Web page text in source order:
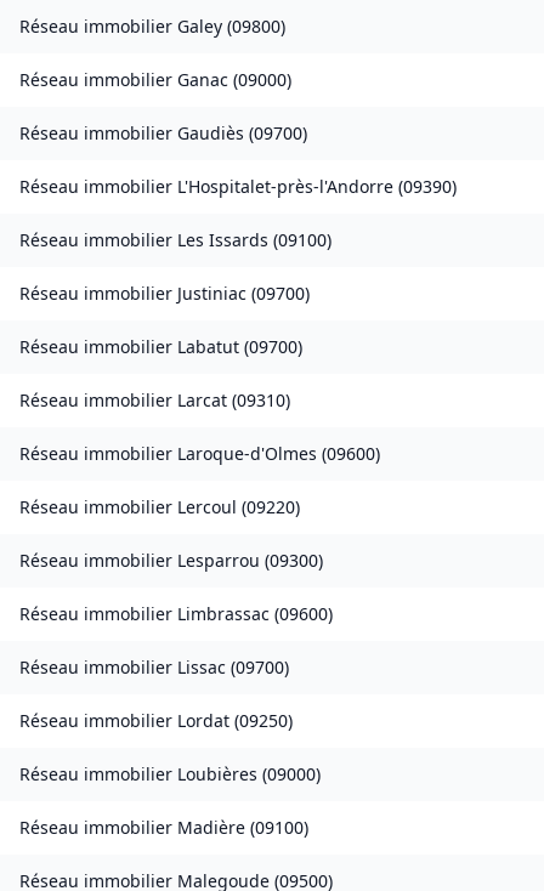
Réseau immobilier Galey (09800)
Réseau immobilier Ganac (09000)
Réseau immobilier Gaudiès (09700)
Réseau immobilier L'Hospitalet-près-l'Andorre (09390)
Réseau immobilier Les Issards (09100)
Réseau immobilier Justiniac (09700)
Réseau immobilier Labatut (09700)
Réseau immobilier Larcat (09310)
Réseau immobilier Laroque-d'Olmes (09600)
Réseau immobilier Lercoul (09220)
Réseau immobilier Lesparrou (09300)
Réseau immobilier Limbrassac (09600)
Réseau immobilier Lissac (09700)
Réseau immobilier Lordat (09250)
Réseau immobilier Loubières (09000)
Réseau immobilier Madière (09100)
Réseau immobilier Malegoude (09500)